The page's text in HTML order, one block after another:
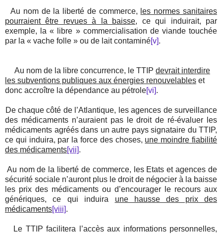
Au nom de la liberté de commerce, les normes sanitaires
pourraient être revues à la baisse, ce qui induirait, par
exemple, la « libre » commercialisation de viande touchée
par la « vache folle » ou de lait contaminé[v].
Au nom de la libre concurrence, le TTIP devrait interdire
les subventions publiques aux énergies renouvelables et
donc accroître la dépendance au pétrole[vi].
De chaque côté de l’Atlantique, les agences de surveillance
des médicaments n’auraient pas le droit de ré-évaluer les
médicaments agréés dans un autre pays signataire du TTIP,
ce qui induira, par la force des choses, une moindre fiabilité
des médicaments[vii].
Au nom de la liberté de commerce, les Etats et agences de
sécurité sociale n’auront plus le droit de négocier à la baisse
les prix des médicaments ou d’encourager le recours aux
génériques, ce qui induira une hausse des prix des
médicaments[viii].
Le TTIP facilitera l’accès aux informations personnelles,